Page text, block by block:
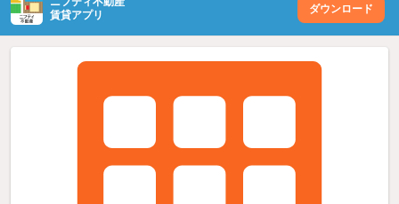
賃貸アプリ
ダウンロード